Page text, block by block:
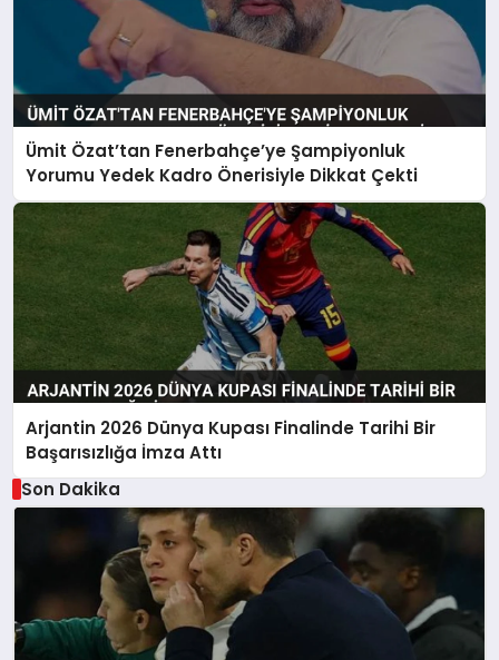
Ümit Özat’tan Fenerbahçe’ye Şampiyonluk
Yorumu Yedek Kadro Önerisiyle Dikkat Çekti
Arjantin 2026 Dünya Kupası Finalinde Tarihi Bir
Başarısızlığa İmza Attı
Son Dakika